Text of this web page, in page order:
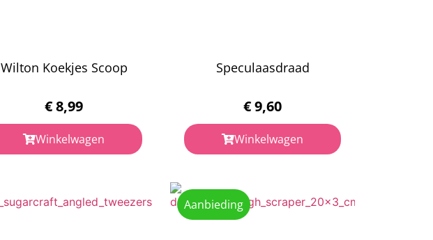
Wilton Koekjes Scoop
€8,99
Winkelwagen
Speculaasdraad
€9,60
Winkelwagen
Aanbieding